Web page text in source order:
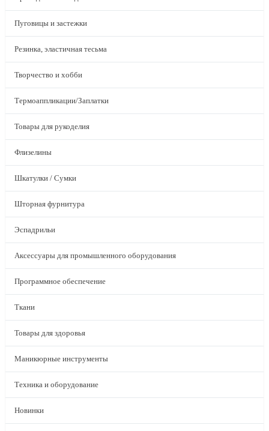
Пуговицы и застежки
Резинка, эластичная тесьма
Творчество и хобби
Термоаппликации/Заплатки
Товары для рукоделия
Флизелины
Шкатулки / Сумки
Шторная фурнитура
Эспадрильи
Аксессуары для промышленного оборудования
Программное обеспечение
Ткани
Товары для здоровья
Маникюрные инструменты
Техника и оборудование
Новинки